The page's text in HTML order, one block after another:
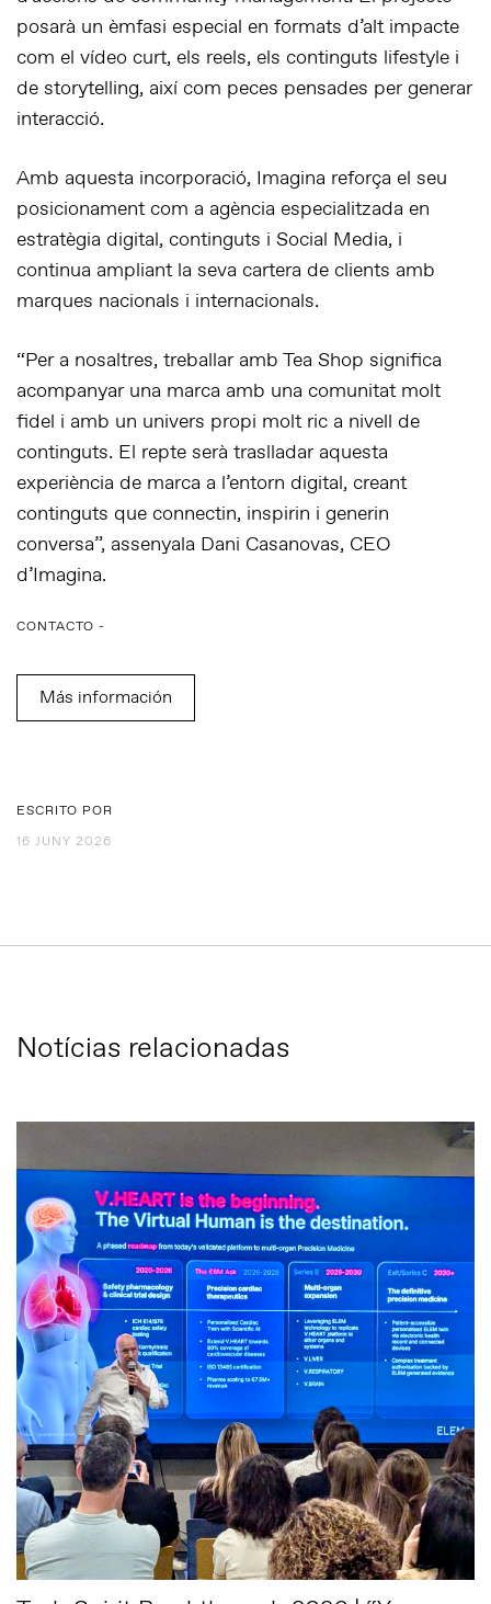
posarà un èmfasi especial en formats d’alt impacte
com el vídeo curt, els reels, els continguts lifestyle i
de storytelling, així com peces pensades per generar
interacció.
Amb aquesta incorporació, Imagina reforça el seu
posicionament com a agència especialitzada en
estratègia digital, continguts i Social Media, i
continua ampliant la seva cartera de clients amb
marques nacionals i internacionals.
“Per a nosaltres, treballar amb Tea Shop significa
acompanyar una marca amb una comunitat molt
fidel i amb un univers propi molt ric a nivell de
continguts. El repte serà traslladar aquesta
experiència de marca a l’entorn digital, creant
continguts que connectin, inspirin i generin
conversa”, assenyala Dani Casanovas, CEO
d’Imagina.
CONTACTO -
Más información
ESCRITO POR
16 JUNY 2026
Notícias relacionadas